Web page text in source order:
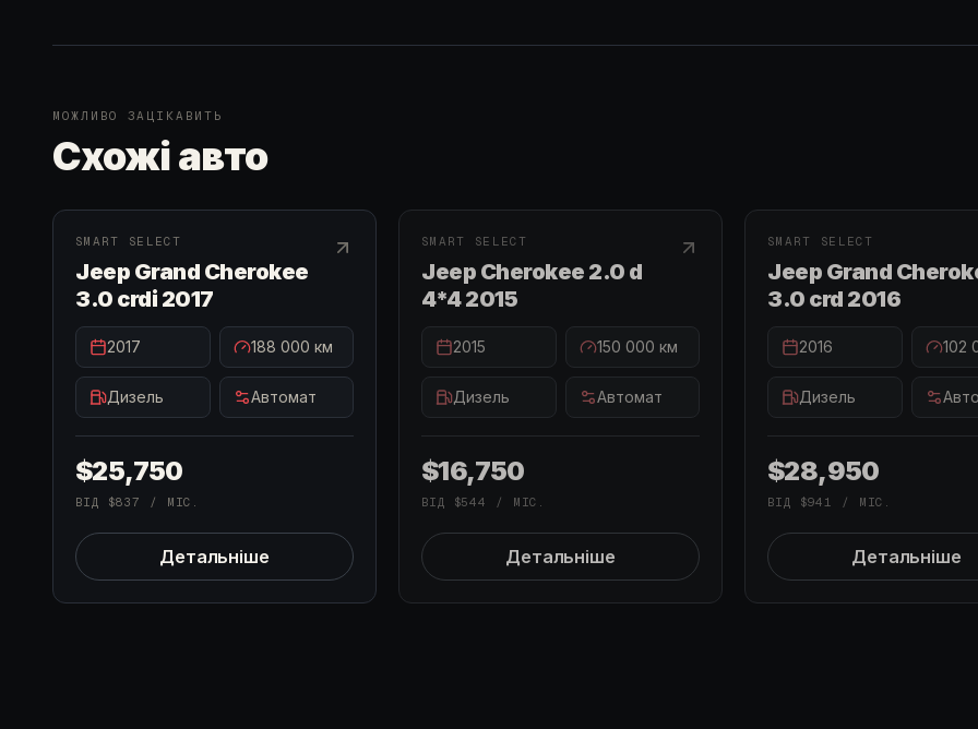
МОЖЛИВО ЗАЦІКАВИТЬ
Схожі авто
SMART SELECT
Jeep Grand Cherokee
3.0 crdi 2017
2017 188 000 км
Дизель Автомат
$25,750
ВІД $837 / МІС.
Детальніше
ПРОДАНО
SMART SELECT
Jeep Cherokee 2.0 d
4*4 2015
2015 150 000 км
Дизель Автомат
$16,750
ВІД $544 / МІС.
Детальніше
ПРОДАНО
SMART SELECT
Jeep Grand
3.0 crd 2016
2016 102
Дизель
$28,950
ВІД $941 / МІС.
Детальніше